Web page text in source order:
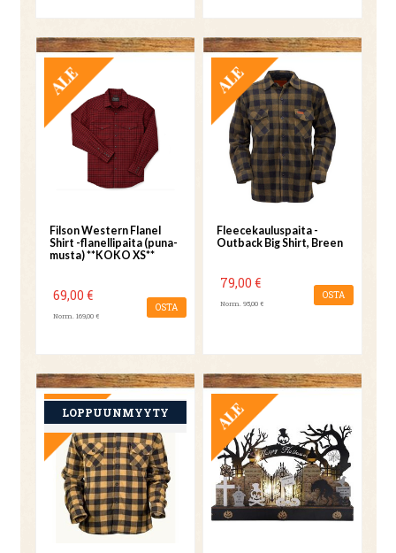
TARJOUS
Filson Western Flanel
Shirt -flanellipaita (puna-
musta) **KOKO XS**
69,00 €
Norm. 169,00 €
OSTA
TARJOUS
Fleecekauluspaita -
Outback Big Shirt, Breen
79,00 €
Norm. 95,00 €
OSTA
TARJOUS